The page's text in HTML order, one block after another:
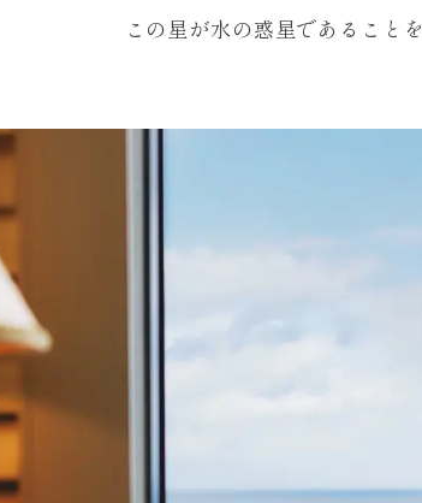
この星が水の惑星であることを